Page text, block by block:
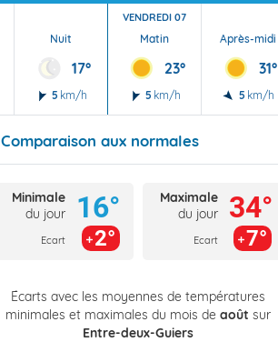
Nuit
17°
5 km/h
VENDREDI 07
Matin
23°
5 km/h
Après-midi
31°
5 km/h
Comparaison aux normales
Minimale
du jour
Ecart
16°
2°
Maximale
du jour
Ecart
34°
7°
Écarts avec les moyennes de températures
minimales et maximales du mois de août sur
Entre-deux-Guiers